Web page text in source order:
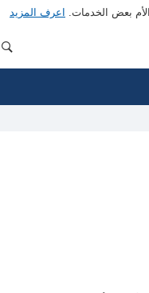
بعض الخدمات. اعرف المزيد